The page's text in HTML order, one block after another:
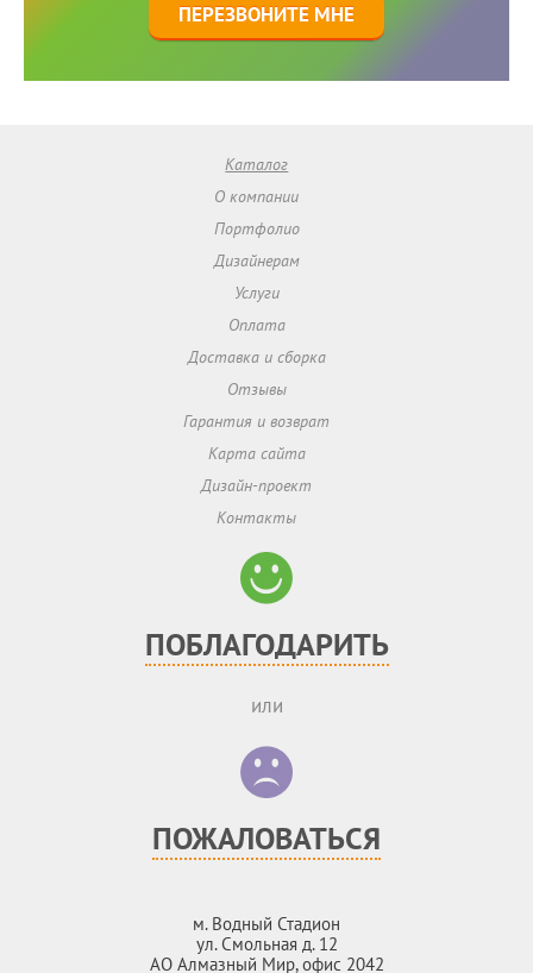
ПЕРЕЗВОНИТЕ МНЕ
Каталог
О компании
Портфолио
Дизайнерам
Услуги
Оплата
Доставка и сборка
Отзывы
Гарантия и возврат
Карта сайта
Дизайн-проект
Контакты
ПОБЛАГОДАРИТЬ
или
ПОЖАЛОВАТЬСЯ
м. Водный Стадион
ул. Смольная д. 12
АО Алмазный Мир, офис 2042